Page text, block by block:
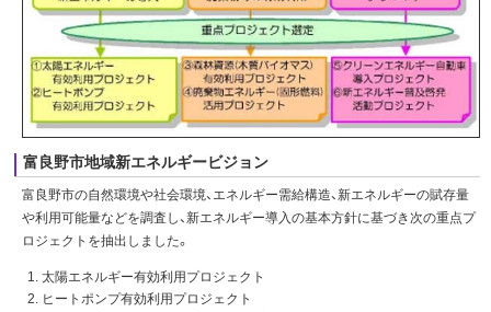
富良野市地域新エネルギービジョン
富良野市の自然環境や社会環境、エネルギー需給構造、新エネルギーの賦存量
や利用可能量などを調査し、新エネルギー導入の基本方針に基づき次の重点プ
ロジェクトを抽出しました。
太陽エネルギー有効利用プロジェクト
ヒートポンプ有効利用プロジェクト